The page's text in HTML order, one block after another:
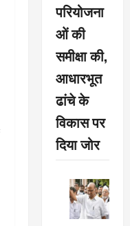
परियोजना
ओं की
समीक्षा की,
आधारभूत
ढांचे के
विकास पर
दिया जोर